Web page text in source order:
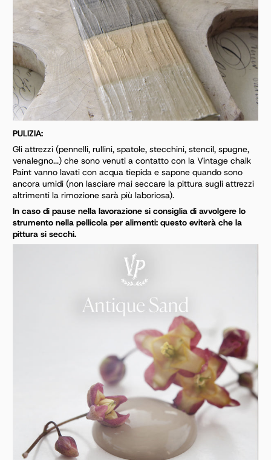
PULIZIA:
Gli attrezzi (pennelli, rullini, spatole, stecchini, stencil, spugne,
venalegno...) che sono venuti a contatto con la Vintage chalk
Paint vanno lavati con acqua tiepida e sapone quando sono
ancora umidi (non lasciare mai seccare la pittura sugli attrezzi
altrimenti la rimozione sarà più laboriosa).
In caso di pause nella lavorazione si consiglia di avvolgere lo
strumento nella pellicola per alimenti: questo eviterà che la
pittura si secchi.